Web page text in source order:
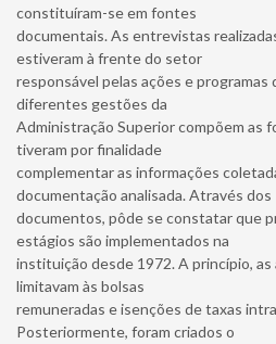
constituíram-se em fontes
documentais. As entrevistas
estiveram à frente do setor
responsável pelas ações e
diferentes gestões da
Administração Superior compõem as
tiveram por finalidade
complementar as informações
documentação analisada. Através dos
documentos, pôde se constatar que
estágios são implementados na
instituição desde 1972. A princípio,
limitavam às bolsas
remuneradas e isenções de taxas
Posteriormente, foram criados o